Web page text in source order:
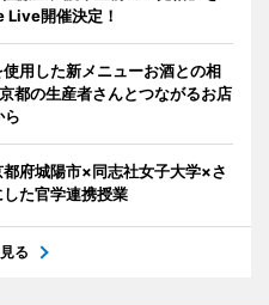
Live開催決定！
用した新メニューお酒との相
都の生産者さんとつながるお店
ら
都府城陽市×同志社女子大学×さ
た官学連携授業
る